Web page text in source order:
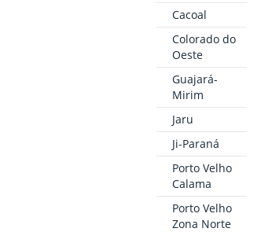
Cacoal
Colorado do
Oeste
Guajará-
Mirim
Jaru
Ji-Paraná
Porto Velho
Calama
Porto Velho
Zona Norte